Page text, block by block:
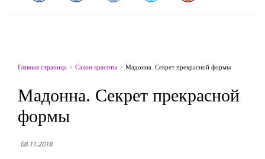
Главная страница Салон красоты Мадонна. Секрет прекрасной формы
Мадонна. Секрет прекрасной
формы
08.11.2018